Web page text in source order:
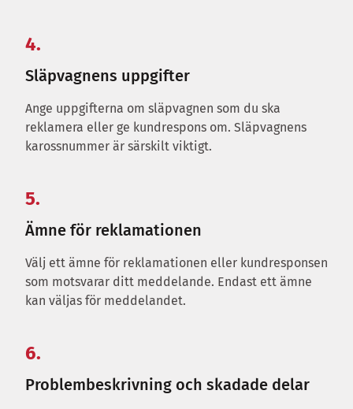
4.
Släpvagnens uppgifter
Ange uppgifterna om släpvagnen som du ska
reklamera eller ge kundrespons om. Släpvagnens
karossnummer är särskilt viktigt.
5.
Ämne för reklamationen
Välj ett ämne för reklamationen eller kundresponsen
som motsvarar ditt meddelande. Endast ett ämne
kan väljas för meddelandet.
6.
Problembeskrivning och skadade delar